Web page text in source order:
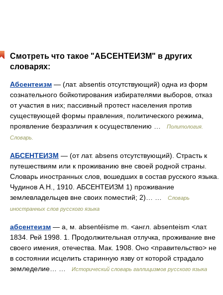
Смотреть что такое "АБСЕНТЕИЗМ" в других
словарях:
Абсентеизм — (лат. absentis отсутствующий) одна из форм
сознательного бойкотирования изби­рателями выборов, отказ
от участия в них; пассив­ный протест населения против
существующей фор­мы правления, политического режима,
проявление безразличия к осуществлению …
Политология.
Словарь.
АБСЕНТЕИЗМ — (от лат. absens отсутствующий). Страсть к
путешествиям или к проживанию вне своей родной страны.
Словарь иностранных слов, вошедших в состав русского языка.
Чудинов А.Н., 1910. АБСЕНТЕИЗМ 1) проживание
землевладельцев вне своих поместий; 2)… …
Словарь
иностранных слов русского языка
абсентеизм — а, м. absentéisme m. <англ. absenteism <лат.
1834. Рей 1998. 1. Продолжительная отлучка, проживание вне
своего имения, отечества. Мак. 1908. Оно <правительство> не
в состоянии исцелить старинную язву от которой страдало
земледелие… …
Исторический словарь галлицизмов русского языка